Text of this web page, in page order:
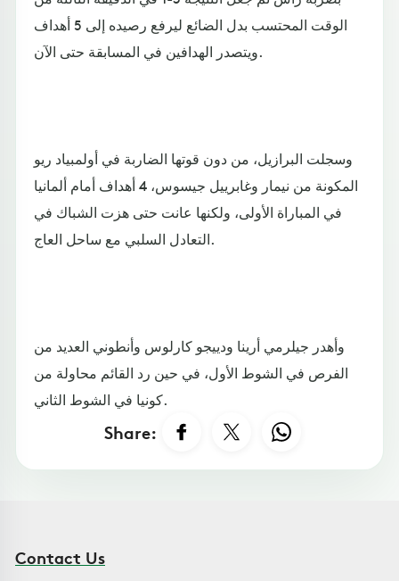
الوقت المحتسب بدل الضائع ليرفع رصيده إلى 5 أهداف
ويتصدر الهدافين في المسابقة حتى الآن.
وسجلت البرازيل، من دون قوتها الضاربة في أولمبياد ريو
المكونة من نيمار وغابرييل جيسوس، 4 أهداف أمام ألمانيا
في المباراة الأولى، ولكنها عانت حتى هزت الشباك في
التعادل السلبي مع ساحل العاج.
وأهدر جيلرمي أرينا ودييجو كارلوس وأنطوني العديد من
الفرص في الشوط الأول، في حين رد القائم محاولة من
كونيا في الشوط الثاني.
Share:
Contact Us